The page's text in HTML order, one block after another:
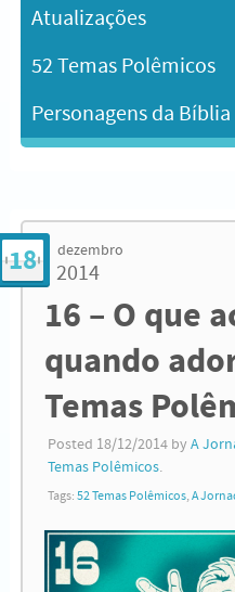
Atualizações
52 Temas Polêmicos
Personagens da Bíblia
18 dezembro
2014
16 – O que
quando
Temas
Posted 18/12/2014by A
Temas Polêmicos.
Tags: 52 Temas Polêmicos, A